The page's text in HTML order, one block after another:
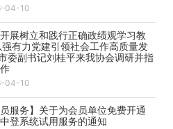
04-10
展树立和践行正确政绩观学习教
强有力党建引领社会工作高质量发
委副书记刘桂平来我协会调研并指
04-10
服务】关于为会员单位免费开通
登系统试用服务的通知